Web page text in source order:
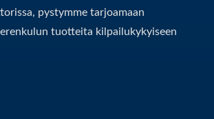
pystymme tarjoamaan
tuotteita kilpailukykyiseen